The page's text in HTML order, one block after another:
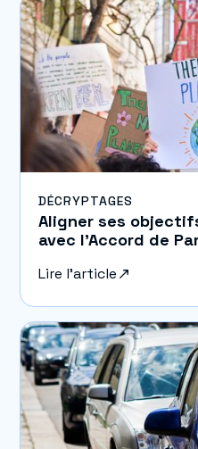
DÉCRYPTAGES
Aligner ses
avec l’Accord de
Lire l'article